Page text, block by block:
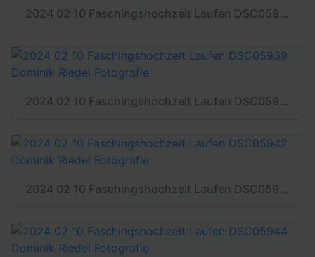
2024 02 10 Faschingshochzeit Laufen DSC05930 Dominik Riedel Fotografie
2024 02 10 Faschingshochzeit Laufen DSC05939 Dominik Riedel Fotografie
2024 02 10 Faschingshochzeit Laufen DSC05942 Dominik Riedel Fotografie